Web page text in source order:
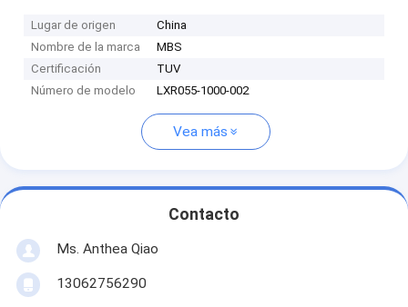
Lugar de origen
China
Nombre de la marca
MBS
Certificación
TUV
Número de modelo
LXR055-1000-002
Vea más
Contacto
Ms. Anthea Qiao
13062756290